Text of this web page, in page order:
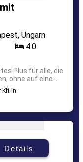
Ungarn
4.0
Plus für alle, die
ohne auf eine ...
Kft in
Details